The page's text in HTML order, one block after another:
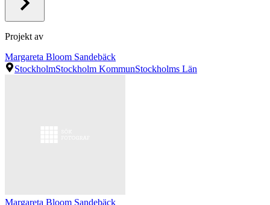
Projekt av
Margareta Bloom Sandebäck
StockholmStockholm KommunStockholms Län
Margareta Bloom Sandebäck